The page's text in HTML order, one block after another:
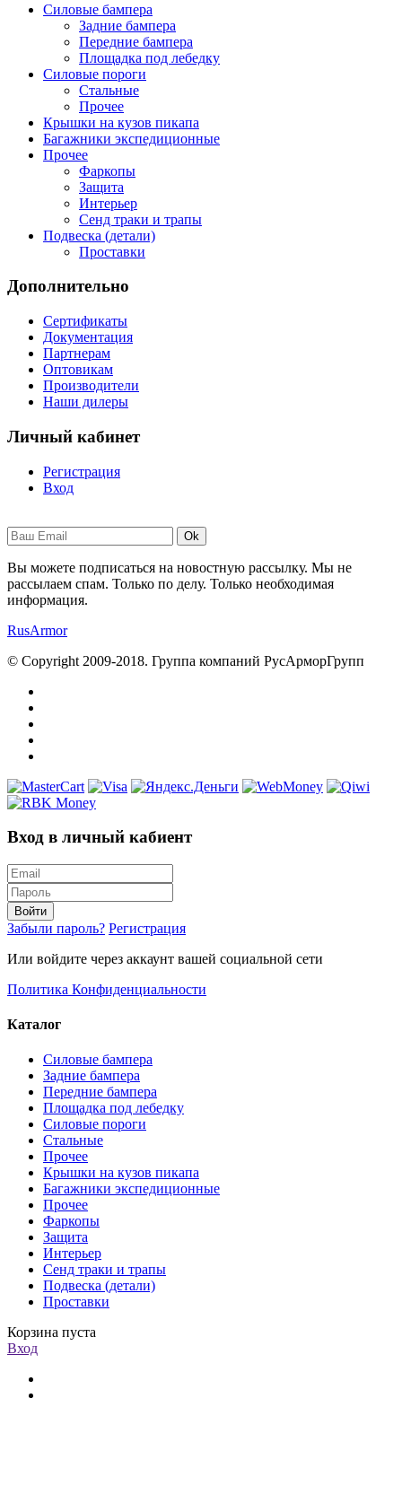
Силовые бампера
Задние бампера
Передние бампера
Площадка под лебедку
Силовые пороги
Стальные
Прочее
Крышки на кузов пикапа
Багажники экспедиционные
Прочее
Фаркопы
Защита
Интерьер
Сенд траки и трапы
Подвеска (детали)
Проставки
Дополнительно
Сертификаты
Документация
Партнерам
Оптовикам
Производители
Наши дилеры
Личный кабинет
Регистрация
Вход
Ok
Вы можете подписаться на новостную рассылку. Мы не
рассылаем спам. Только по делу. Только необходимая
информация.
RusArmor
© Copyright 2009-2018. Группа компаний РусАрморГрупп
Вход в личный кабиент
Войти
Забыли пароль? Регистрация
Или войдите через аккаунт вашей социальной сети
Политика Конфиденциальности
Каталог
Силовые бампера
Задние бампера
Передние бампера
Площадка под лебедку
Силовые пороги
Стальные
Прочее
Крышки на кузов пикапа
Багажники экспедиционные
Прочее
Фаркопы
Защита
Интерьер
Сенд траки и трапы
Подвеска (детали)
Проставки
Корзина пуста
Вход